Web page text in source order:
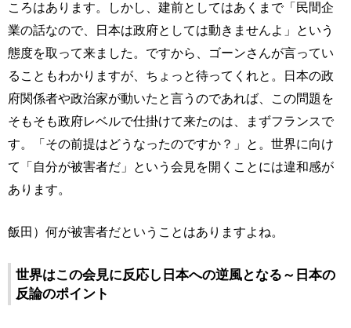
ころはあります。しかし、建前としてはあくまで「民間企
業の話なので、日本は政府としては動きませんよ」という
態度を取って来ました。ですから、ゴーンさんが言ってい
ることもわかりますが、ちょっと待ってくれと。日本の政
府関係者や政治家が動いたと言うのであれば、この問題を
そもそも政府レベルで仕掛けて来たのは、まずフランスで
す。「その前提はどうなったのですか？」と。世界に向け
て「自分が被害者だ」という会見を開くことには違和感が
あります。
飯田）何が被害者だということはありますよね。
世界はこの会見に反応し日本への逆風となる～日本の
反論のポイント